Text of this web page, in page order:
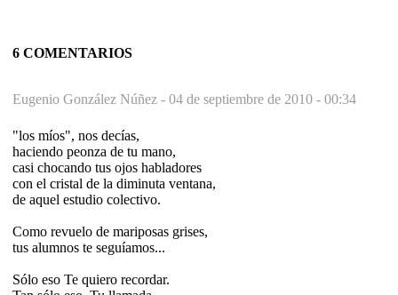
6 COMENTARIOS
Eugenio González Núñez - 04 de septiembre de 2010 - 00:34
"los míos", nos decías,
haciendo peonza de tu mano,
casi chocando tus ojos habladores
con el cristal de la diminuta ventana,
de aquel estudio colectivo.
Como revuelo de mariposas grises,
tus alumnos te seguíamos...
Sólo eso Te quiero recordar.